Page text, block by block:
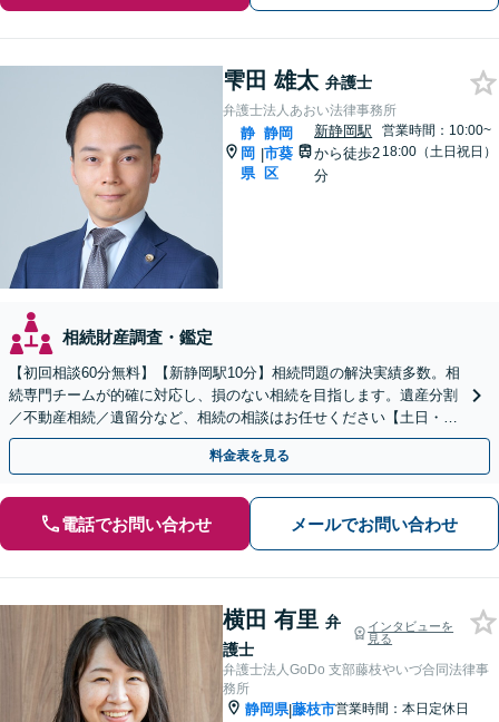
雫田 雄太 弁護士
弁護士法人あおい法律事務所
静
岡
県
|
静岡
市葵
区
新静岡駅
から徒歩2
分
営業時間：10:00~
18:00（土日祝日）
相続財産調査・鑑定
【初回相談60分無料】【新静岡駅10分】相続問題の解決実績多数。相
続専門チームが的確に対応し、損のない相続を目指します。遺産分割
／不動産相続／遺留分など、相続の相談はお任せください【土日・夜
間相談可】登記・税の申告などアフターフォローも対応
料金表を見る
電話でお問い合わせ メールでお問い合わせ
横田 有里 弁
護士
インタビューを
見る
弁護士法人GoDo 支部藤枝やいづ合同法律事
務所
静岡県|藤枝市営業時間：本日定休日